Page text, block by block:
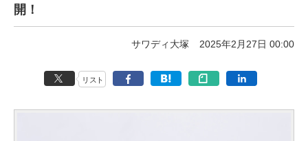
開！
サワディ大塚 2025年2月27日 00:00
リスト